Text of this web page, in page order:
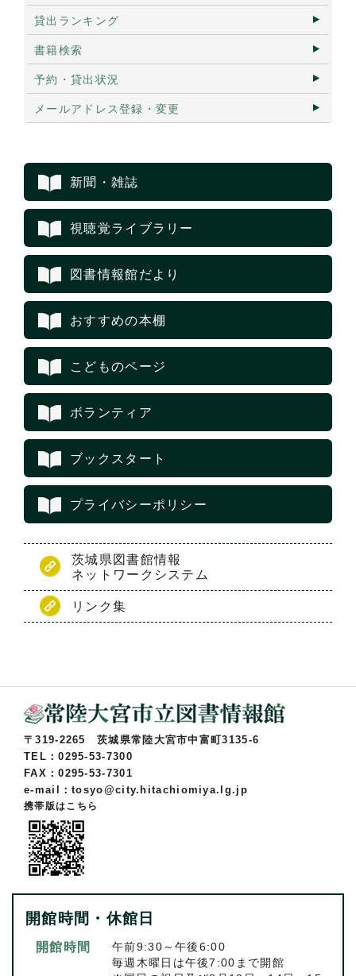
貸出ランキング
書籍検索
予約・貸出状況
メールアドレス登録・変更
新聞・雑誌
視聴覚ライブラリー
図書情報館だより
おすすめの本棚
こどものページ
ボランティア
ブックスタート
プライバシーポリシー
茨城県図書館情報
ネットワークシステム
リンク集
〒319-2265 茨城県常陸大宮市中富町3135-6
TEL：0295-53-7300
FAX：0295-53-7301
e-mail：tosyo@city.hitachiomiya.lg.jp
携帯版はこちら
開館時間・休館日
開館時間
午前9:30～午後6:00
毎週木曜日は午後7:00まで開館